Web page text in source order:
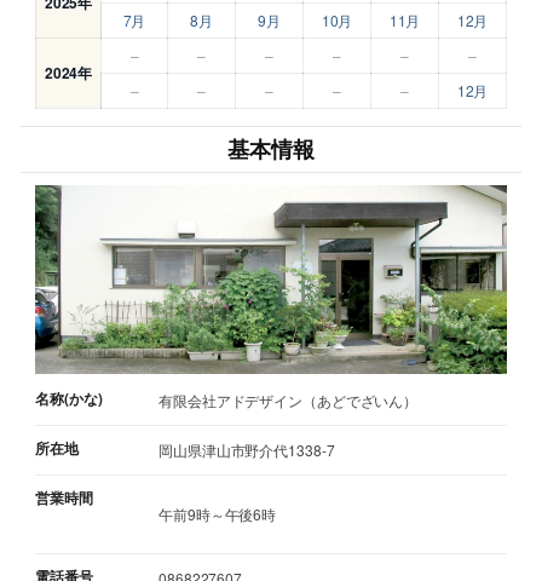
7月
8月 9月 10月 11月 12月
2024年
– – – – –
–
–
– – – – 12月
基本情報
名称(かな) 有限会社アドデザイン（あどでざいん）
所在地 岡山県津山市野介代1338-7
営業時間
午前9時～午後6時
電話番号